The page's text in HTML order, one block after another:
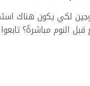
لكي يكون هناك
النوم مباشرةً؟